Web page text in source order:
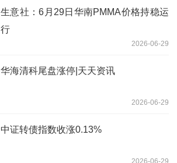
生意社：6月29日华南PMMA价格持稳运
行
2026-06-29
华海清科尾盘涨停|天天资讯
2026-06-29
中证转债指数收涨0.13%
2026-06-29